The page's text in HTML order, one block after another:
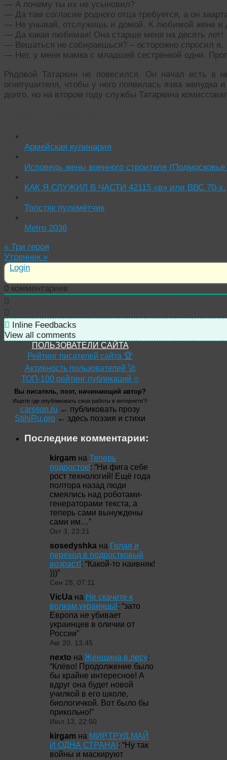
— А почему ты их не усыновил?
— Да там согласие родного отца требуется, а он
— Не унывай, отслужишь и домой. К любимой жене и
— Да какая любимая! Она старше меня на десять лет!
— Вешаться не собираешься? – осторожно спросил я.
— Нет, у меня мамка с младшей сестрёнкой одни.
Рядовой Татаркин не повесился. Он начал есть в
огнетушителя, чтобы у него появилась язва желудка
долго, но на втором году службы Татаркина
Армейская кулинария
Исповедь жены военного строителя
КАК Я СЛУЖИЛ В ЧАСТИ 42115 «в» или ВВС 70-х.
Толстяк пулемётчик
Metro 2036
« Три героя
Утренник »
Login
0 комментариев
Inline Feedbacks
View all comments
ПОЛЬЗОВАТЕЛИ САЙТА
Рейтинг писателей сайта 🏆
Активность пользователей 🚀
ТОП-100 рейтинг публикаций ⭐
Вы писатель, поэт, начинающий автор?
Ищете где опубликовать свои работы в интернете?!
carsson.ru ← публиковать прозу
StihiRu.pro ← здесь поэзия и стихи
Последние комментарии:
kirgam на Теперь
подросток!: “Ни фига себе
рост технологий! Ещё года
полтора назад люди
смеялись над роботами-
генераторами текста, а
теперь сами вынуждены
сами им…”
Окт 3, 23:21
sosedyshka на Голая и
переход в подростковый
возраст!: “Какой-то наивняк!
)))”
Сен 28, 07:11
VicUa на Не скачите к
волкам,украинцы!: “зато
Европа не убивает
украинцев в оличии от
России”
Авг 20, 13:45
nexto на Женщина в лесу:
“Клёво! Продолжение было
бы крайне интересное! А
вдруг она будет новой
училкой в его школе,
биологичкой. Вот было бы
прикольно!”
Июл 13, 22:50
kirgam на МИР,ТРУД,МАЙ
И ОДНА СТРАНА!: “Ну так
войны и маскируют